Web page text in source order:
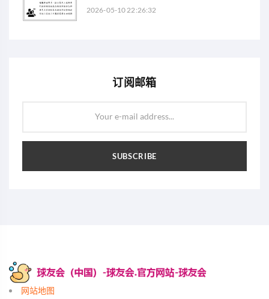
2026-05-10 22:26:32
订阅邮箱
Your e-mail address...
SUBSCRIBE
网站地图